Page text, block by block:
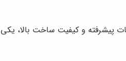
و کیفیت ساخت بالا، یکی